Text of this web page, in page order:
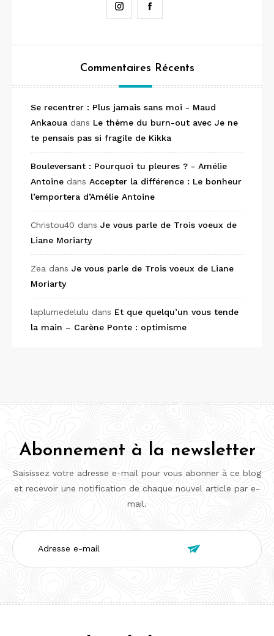
Instagram
Commentaires Récents
Se recentrer : Plus jamais sans moi - Maud
Ankaoua dans Le thème du burn-out avec Je ne
te pensais pas si fragile de Kikka
Bouleversant : Pourquoi tu pleures ? - Amélie
Antoine dans Accepter la différence : Le bonheur
l’emportera d’Amélie Antoine
Christou40 dans Je vous parle de Trois voeux de
Liane Moriarty
Zea dans Je vous parle de Trois voeux de Liane
Moriarty
laplumedelulu dans Et que quelqu’un vous tende
la main – Carène Ponte : optimisme
Abonnement à la newsletter
Saisissez votre adresse e-mail pour vous abonner à ce blog
et recevoir une notification de chaque nouvel article par e-
mail.
Adresse
e-
mail
